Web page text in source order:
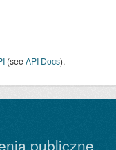
(seeAPI Docs).
publiczne